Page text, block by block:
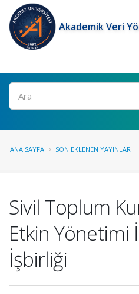
Akademik Veri
Ara
ANA SAYFA SON EKLENEN YAYINLAR
Sivil Toplum
Etkin Yönetimi
İşbirliği